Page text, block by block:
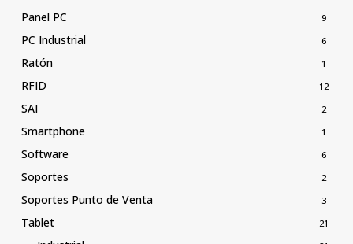
Panel PC 9
PC Industrial 6
Ratón 1
RFID 12
SAI 2
Smartphone 1
Software 6
Soportes 2
Soportes Punto de Venta 3
Tablet 21